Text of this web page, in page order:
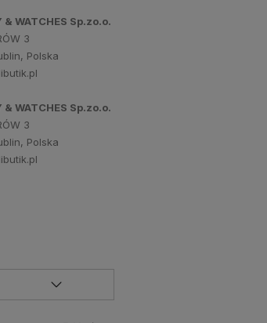
& WATCHES Sp.zo.o.
3
Polska
& WATCHES Sp.zo.o.
3
Polska